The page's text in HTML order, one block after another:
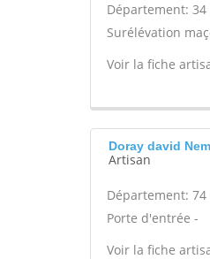
Département: 34
Surélévation
Voir la fiche
Doray david
Artisan
Département: 74
Porte d'entrée -
Voir la fiche